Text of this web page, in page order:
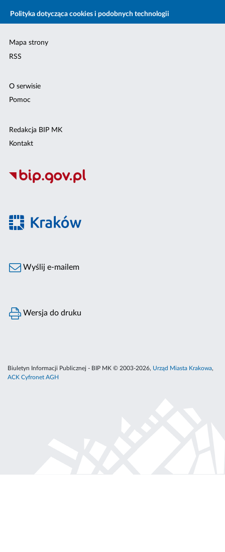
Polityka dotycząca cookies i podobnych technologii
Mapa strony
RSS
O serwisie
Pomoc
Redakcja BIP MK
Kontakt
Wyślij e-mailem
Wersja do druku
Biuletyn Informacji Publicznej - BIP MK © 2003-2026, Urząd Miasta Krakowa,
ACK Cyfronet AGH